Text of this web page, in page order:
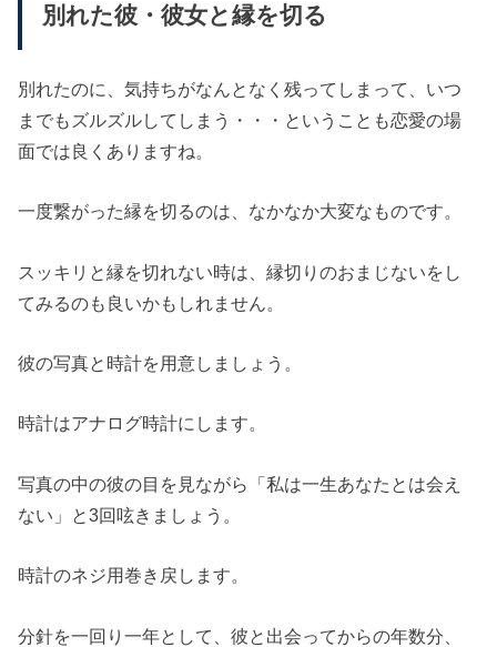
別れた彼・彼女と縁を切る
別れたのに、気持ちがなんとなく残ってしまって、いつ
までもズルズルしてしまう・・・ということも恋愛の場
面では良くありますね。
一度繋がった縁を切るのは、なかなか大変なものです。
スッキリと縁を切れない時は、縁切りのおまじないをし
てみるのも良いかもしれません。
彼の写真と時計を用意しましょう。
時計はアナログ時計にします。
写真の中の彼の目を見ながら「私は一生あなたとは会え
ない」と3回呟きましょう。
時計のネジ用巻き戻します。
分針を一回り一年として、彼と出会ってからの年数分、